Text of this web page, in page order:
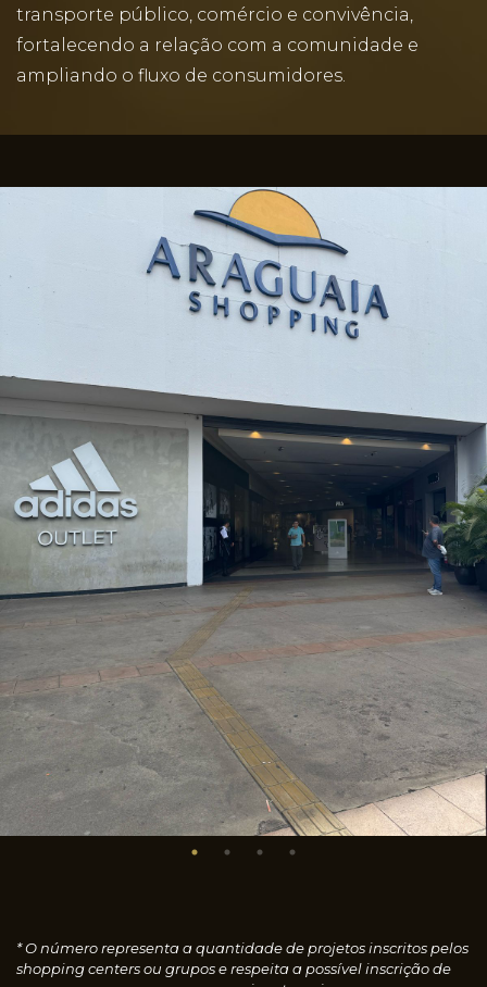
transporte público, comércio e convivência,
fortalecendo a relação com a comunidade e
ampliando o fluxo de consumidores.
* O número representa a quantidade de projetos inscritos pelos
shopping centers ou grupos e respeita a possível inscrição de